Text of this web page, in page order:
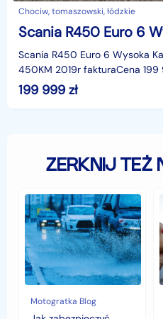
Chociw, tomaszowski, łódzkie
Scania R450 Euro 6 Wysoka
450KM 2019r fakturaCena
negocjacji, Faktura VATVIN
expo
199 999 zł
ZERKNIJ TEŻ
Jak
zabezpieczyć
samochód
przed
jesiennymi
chłodami
i
deszczem?
Motogratka Blog